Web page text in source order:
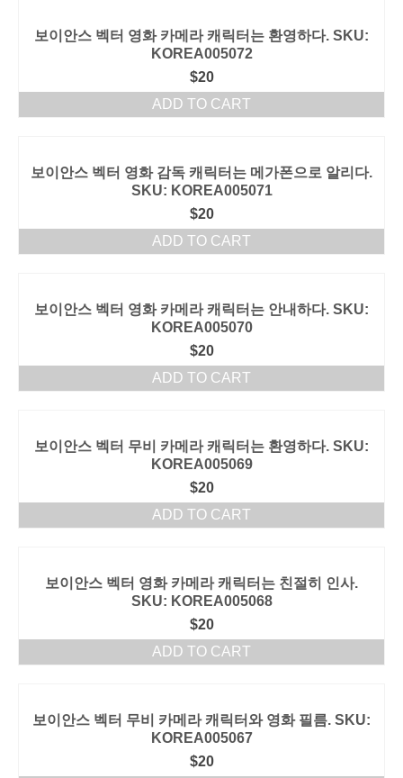
보이안스 벡터 영화 카메라 캐릭터는 환영하다. SKU:
KOREA005072
$20
ADD TO CART
보이안스 벡터 영화 감독 캐릭터는 메가폰으로 알리다.
SKU: KOREA005071
$20
ADD TO CART
보이안스 벡터 영화 카메라 캐릭터는 안내하다. SKU:
KOREA005070
$20
ADD TO CART
보이안스 벡터 무비 카메라 캐릭터는 환영하다. SKU:
KOREA005069
$20
ADD TO CART
보이안스 벡터 영화 카메라 캐릭터는 친절히 인사.
SKU: KOREA005068
$20
ADD TO CART
보이안스 벡터 무비 카메라 캐릭터와 영화 필름. SKU:
KOREA005067
$20